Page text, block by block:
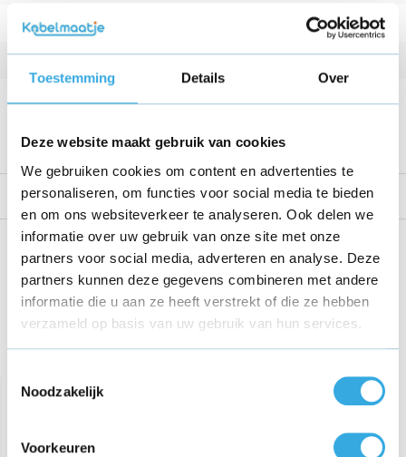
Toestemming Details Over
Deze website maakt gebruik van cookies
We gebruiken cookies om content en advertenties te
personaliseren, om functies voor social media te bieden
en om ons websiteverkeer te analyseren. Ook delen we
informatie over uw gebruik van onze site met onze
partners voor social media, adverteren en analyse. Deze
partners kunnen deze gegevens combineren met andere
informatie die u aan ze heeft verstrekt of die ze hebben
verzameld op basis van uw gebruik van hun services.
Noodzakelijk
Voorkeuren
Vermogen 84 W
Bekijk alle specificaties
Reviews
Share this product!